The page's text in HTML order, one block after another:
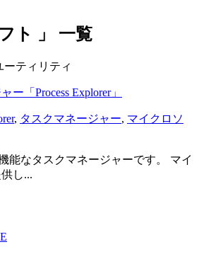
ト 」 一覧
ーティリティ
「Process Explorer」
, タスクマネージャー, マイクロソ
能なタスクマネージャーです。 マイ
し...